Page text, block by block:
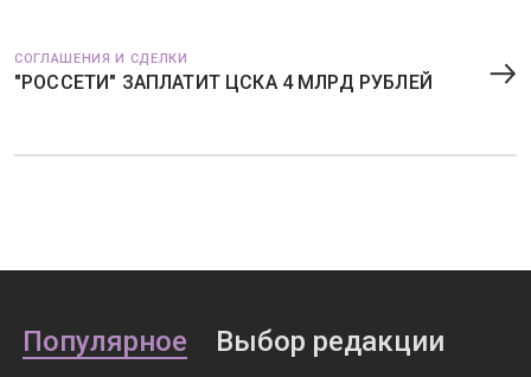
СОГЛАШЕНИЯ И СДЕЛКИ
"РОССЕТИ" ЗАПЛАТИТ ЦСКА 4 МЛРД РУБЛЕЙ
Популярное Выбор редакции